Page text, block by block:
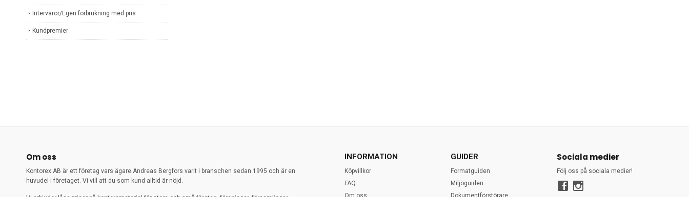
Intervaror/Egen förbrukning med pris
Kundpremier
Om oss
Kontorex AB är ett företag vars ägare Andreas Bergfors varit i branschen sedan 1995 och är en
huvudel i företaget. Vi vill att du som kund alltid är nöjd.
INFORMATION
Köpvillkor
FAQ
Om oss
GUIDER
Formatguiden
Miljöguiden
Dokumentförstörare
Sociala medier
Följ oss på sociala medier!